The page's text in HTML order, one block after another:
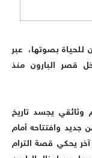
للحياة بصوتها، عبر
قصر البارون منذ
يجسد تاريخ
جديد وافتتاحه أمام
يحكي قصة الترام